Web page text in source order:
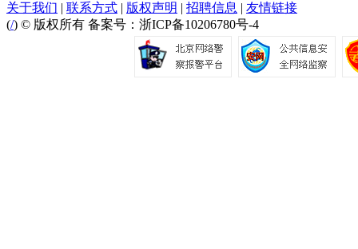
关于我们 | 联系方式 | 版权声明 | 招聘信息 | 友情链接
(/) © 版权所有 备案号：浙ICP备10206780号-4